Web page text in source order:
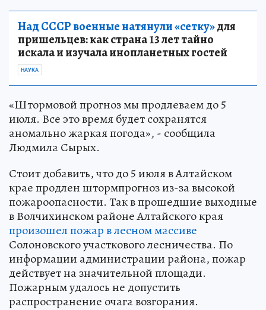
Над СССР военные натянули «сетку»для
пришельцев: как страна 13 лет тайно
искала и изучала инопланетных гостей
НАУКА
«Штормовой прогноз мы продлеваем до 5
июля. Все это время будет сохранятся
аномально жаркая погода», - сообщила
Людмила Сырых.
Стоит добавить, что до 5 июля в Алтайском
крае продлен штормпрогноз из-за высокой
пожароопасности. Так в прошедшие выходные
в Волчихинском районе Алтайского края
произошел пожар в лесном массиве
Солоновского участкового лесничества. По
информации администрации района, пожар
действует на значительной площади.
Пожарным удалось не допустить
распространение очага возгорания.